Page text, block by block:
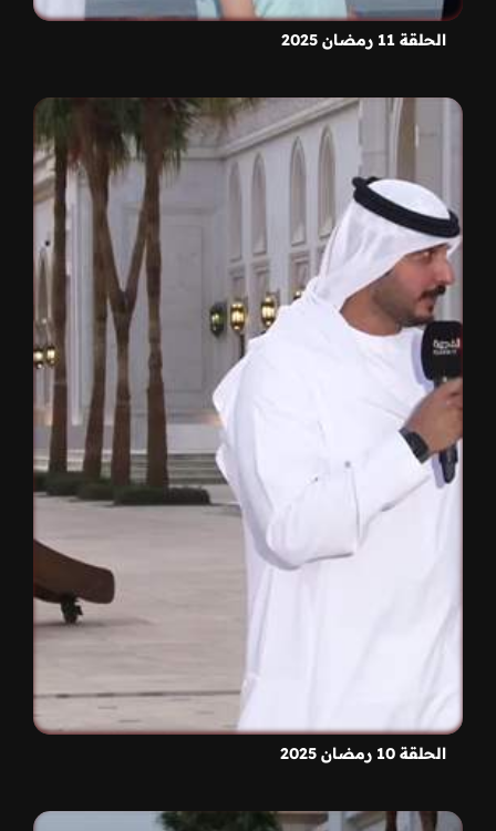
الحلقة 11 رمضان 2025
الحلقة 10 رمضان 2025